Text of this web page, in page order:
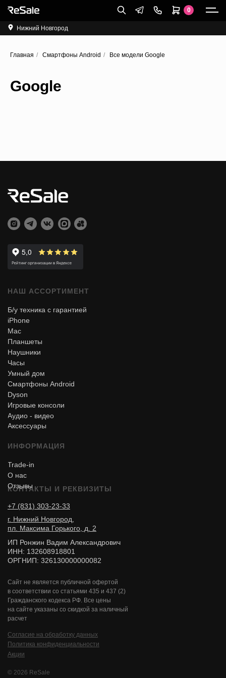
0
Отзывы
Нижний Новгород
Главная / Смартфоны Android / Все модели Google
Google
НАШ АССОРТИМЕНТ
ИНФОРМАЦИЯ
КОНТАКТЫ И РЕКВИЗИТЫ
Согласие на обработку данных
Акции
Политика конфиденциальности
© 2026 ReSale
Отзывы
О нас
Trade-in
iPhone
Б/у техника с гарантией
Mac
Планшеты
Наушники
Часы
Смартфоны Android
Dyson
Умный дом
Игровые консоли
Аудио - видео
Аксессуары
ИП Ронжин Вадим Александрович
ИНН: 132608918801
ОРГНИП: 326130000000082
г. Нижний Новгород,
пл. Максима Горького, д. 2
+7 (831) 303-23-33
Сайт не является публичной офертой
в соответствии со статьями 435 и 437 (2)
Гражданского кодекса РФ. Все цены
на сайте указаны со скидкой за наличный
расчет